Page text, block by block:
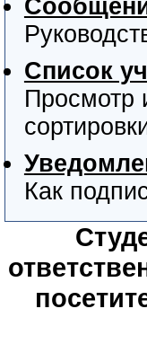
Список
Просмотр
Как